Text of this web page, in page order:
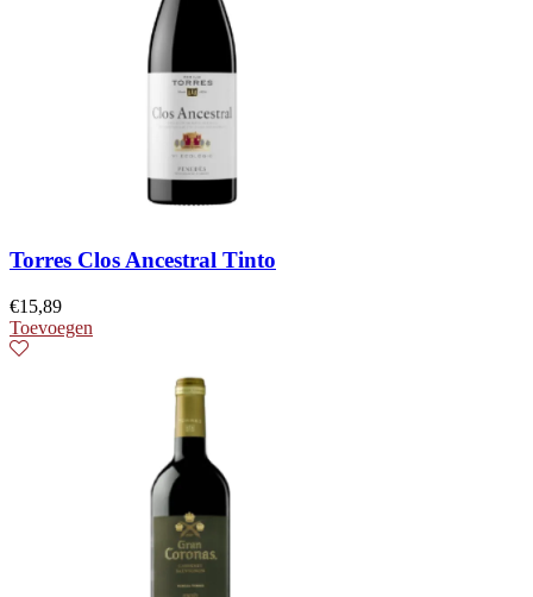
Torres Clos Ancestral Tinto
€15,89
Toevoegen